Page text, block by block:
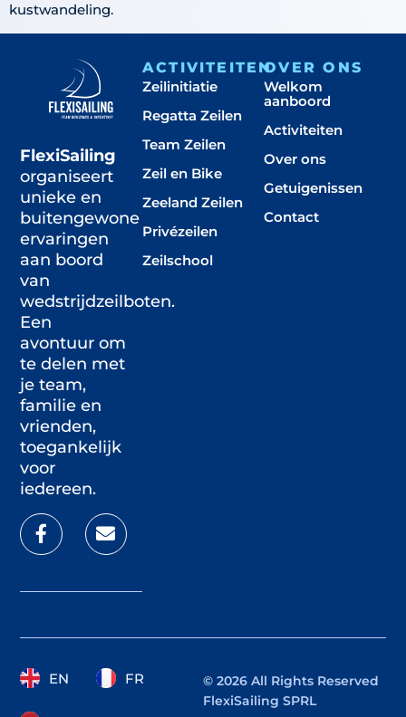
kustwandeling.
FlexiSailing
organiseert
unieke en
buitengewone
ervaringen
aan boord
van
wedstrijdzeilboten.
Een
avontuur om
te delen met
je team,
familie en
vrienden,
toegankelijk
voor
iedereen.
ACTIVITEITEN
Zeilinitiatie
Regatta Zeilen
Team Zeilen
Zeil en Bike
Zeeland Zeilen
Privézeilen
Zeilschool
OVER ONS
Welkom
aanboord
Activiteiten
Over ons
Getuigenissen
Contact
EN FR
© 2026 All Rights Reserved
FlexiSailing SPRL